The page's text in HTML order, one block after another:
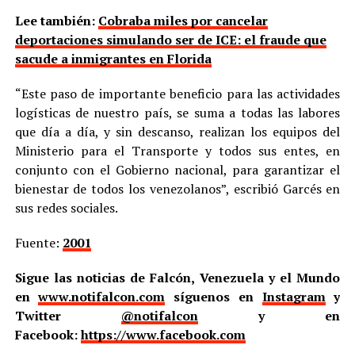
Lee también: Cobraba miles por cancelar
deportaciones simulando ser de ICE: el fraude que
sacude a inmigrantes en Florida
“Este paso de importante beneficio para las actividades
logísticas de nuestro país, se suma a todas las labores
que día a día, y sin descanso, realizan los equipos del
Ministerio para el Transporte y todos sus entes, en
conjunto con el Gobierno nacional, para garantizar el
bienestar de todos los venezolanos”, escribió Garcés en
sus redes sociales.
Fuente: 2001
Sigue las noticias de Falcón, Venezuela y el Mundo
enwww.notifalcon.com síguenos en Instagramy
Twitter @notifalcony en
Facebook:https://www.facebook.com